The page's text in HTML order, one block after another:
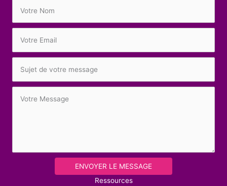
ENVOYER LE MESSAGE
Ressources